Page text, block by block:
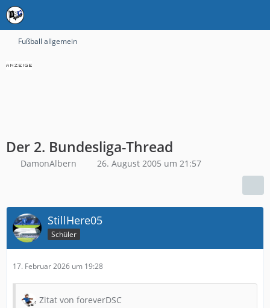
Fußball allgemein
Der 2. Bundesliga-Thread
DamonAlbern 26. August 2005 um 21:57
StillHere05
Schüler
17. Februar 2026 um 19:28
Zitat von foreverDSC